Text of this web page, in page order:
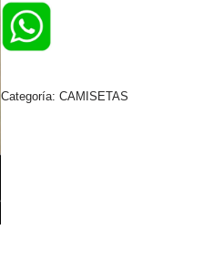
Categoría:CAMISETAS